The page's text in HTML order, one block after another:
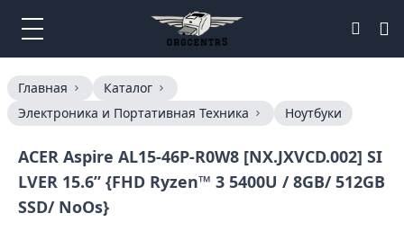
Главная
Каталог
Электроника и Портативная Техника
Ноутбуки
ACER Aspire AL15-46P-R0W8 [NX.JXVCD.002] SI
LVER 15.6” {FHD Ryzen™ 3 5400U / 8GB/ 512GB
SSD/ NoOs}